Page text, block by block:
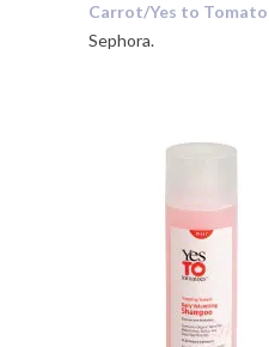
Carrot/Yes to
Sephora.